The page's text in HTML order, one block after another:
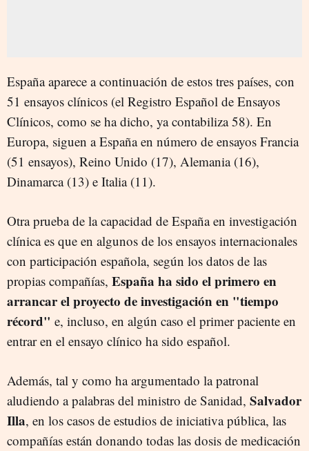
España aparece a continuación de estos tres países, con
51 ensayos clínicos (el Registro Español de Ensayos
Clínicos, como se ha dicho, ya contabiliza 58). En
Europa, siguen a España en número de ensayos Francia
(51 ensayos), Reino Unido (17), Alemania (16),
Dinamarca (13) e Italia (11).
Otra prueba de la capacidad de España en investigación
clínica es que en algunos de los ensayos internacionales
con participación española, según los datos de las
propias compañías, España ha sido el primero en
arrancar el proyecto de investigación en "tiempo
récord" e, incluso, en algún caso el primer paciente en
entrar en el ensayo clínico ha sido español.
Además, tal y como ha argumentado la patronal
aludiendo a palabras del ministro de Sanidad, Salvador
Illa, en los casos de estudios de iniciativa pública, las
compañías están donando todas las dosis de medicación